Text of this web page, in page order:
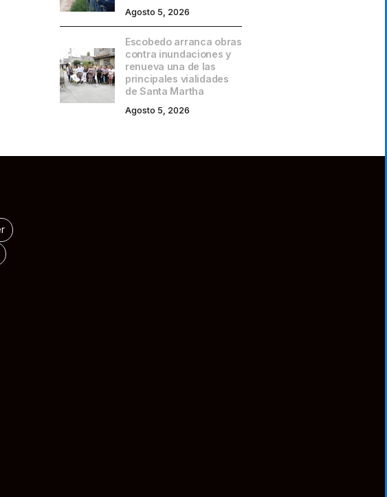
Agosto 5, 2026
Escobedo arranca obras
contra inundaciones y
renueva una de las
principales vialidades
de Santa Martha
Agosto 5, 2026